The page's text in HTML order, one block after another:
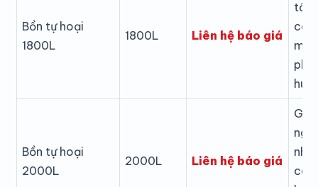
Bồn tự hoại
1800L
1800L Liên hệ báo giá
tần
hút
Bồn tự hoại
2000L
2000L Liên hệ báo giá
Gia
nhỏ